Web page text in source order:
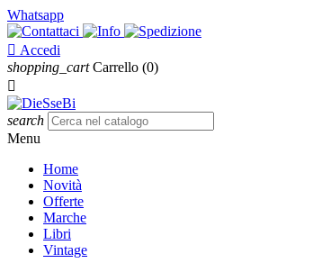
Whatsapp
 Accedi
shopping_cart Carrello (0)

search
Menu
Home
Novità
Offerte
Marche
Libri
Vintage